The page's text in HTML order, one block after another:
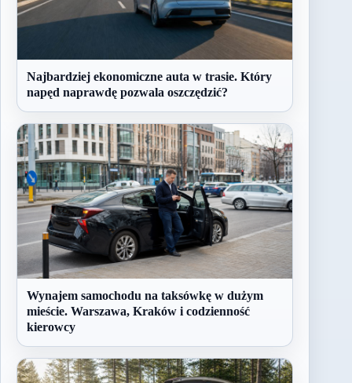
Najbardziej ekonomiczne auta w trasie. Który
napęd naprawdę pozwala oszczędzić?
Wynajem samochodu na taksówkę w dużym
mieście. Warszawa, Kraków i codzienność
kierowcy